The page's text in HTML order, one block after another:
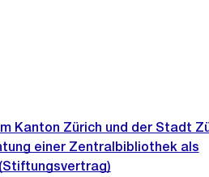
Kanton Zürich und der Stadt
einer Zentralbibliothek als